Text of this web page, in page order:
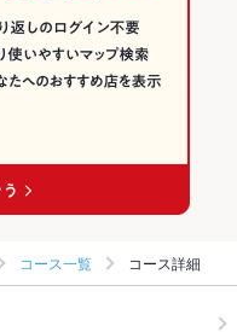
コース一覧 コース詳細